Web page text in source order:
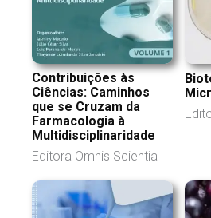
Contribuições às
Ciências: Caminhos
que se Cruzam da
Farmacologia à
Multidisciplinaridade
Editora Omnis Scientia